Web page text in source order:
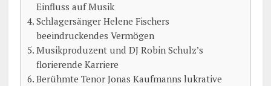
Einfluss auf Musik
Schlagersänger Helene Fischers
beeindruckendes Vermögen
Musikproduzent und DJ Robin Schulz’s
florierende Karriere
Berühmte Tenor Jonas Kaufmanns lukrative